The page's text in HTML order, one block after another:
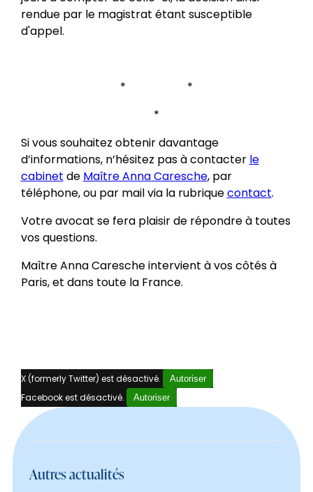
rendue par le magistrat étant susceptible
d'appel.
* *
*
Si vous souhaitez obtenir davantage
d’informations, n’hésitez pas à contacter le
cabinet de Maître Anna Caresche, par
téléphone, ou par mail via la rubriquecontact.
Votre avocat se fera plaisir de répondre à toutes
vos questions.
Maître Anna Caresche intervient à vos côtés à
Paris, et dans toute la France.
X (formerly Twitter) est désactivé. Autoriser
Facebook est désactivé. Autoriser
Autres actualités